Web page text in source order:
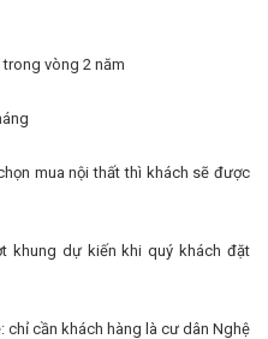
vòng 2 năm
mua nội thất thì khách sẽ được
khung dự kiến khi quý khách đặt
chỉ cần khách hàng là cư dân Nghệ